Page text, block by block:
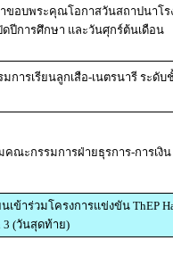
ขอบพระคุณโอกาสวันสถาปนาโร
ดปีการศึกษา และวันศุกร์ต้นเดือน
มการเรียนลูกเสือ-เนตรนารี ระดั
คณะกรรมการฝ่ายธุรการ-การเงิน
เข้าร่วมโครงการแข่งขัน ThEP
3 (วันสุดท้าย)